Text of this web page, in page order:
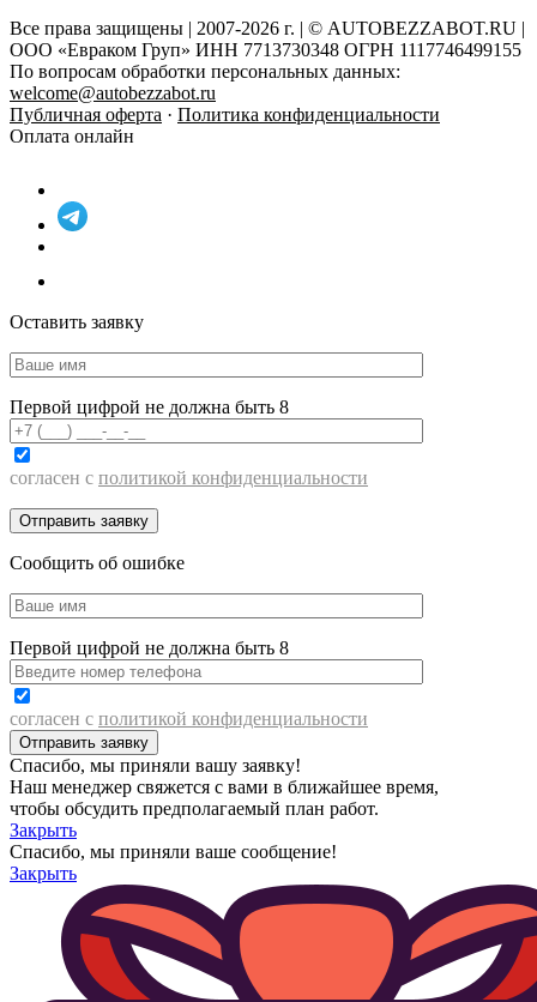
Все права защищены | 2007-2026 г. | © AUTOBEZZABOT.RU |
ООО «Евраком Груп» ИНН 7713730348 ОГРН 1117746499155
По вопросам обработки персональных данных:
welcome@autobezzabot.ru
Публичная оферта · Политика конфиденциальности
Оплата онлайн
Оставить заявку
Первой цифрой не должна быть 8
согласен с политикой конфиденциальности
Сообщить об ошибке
Первой цифрой не должна быть 8
согласен с политикой конфиденциальности
Спасибо, мы приняли вашу заявку!
Наш менеджер свяжется с вами в ближайшее время,
чтобы обсудить предполагаемый план работ.
Закрыть
Спасибо, мы приняли ваше сообщение!
Закрыть